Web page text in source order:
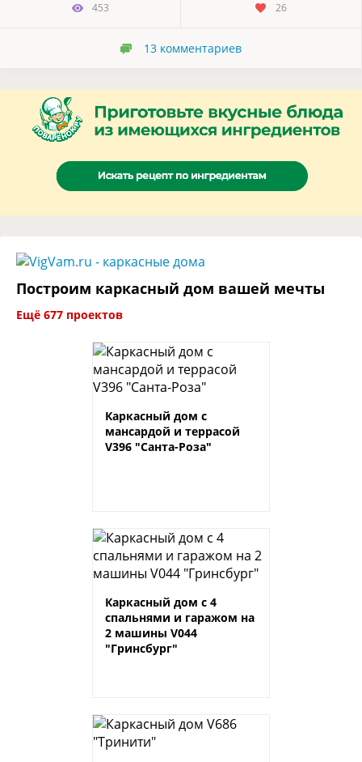
453 26
13 комментариев
Построим каркасный дом вашей мечты
Ещё 677 проектов
Каркасный дом с
мансардой и террасой
V396 "Санта-Роза"
Каркасный дом с 4
спальнями и гаражом на
2 машины V044
"Гринсбург"